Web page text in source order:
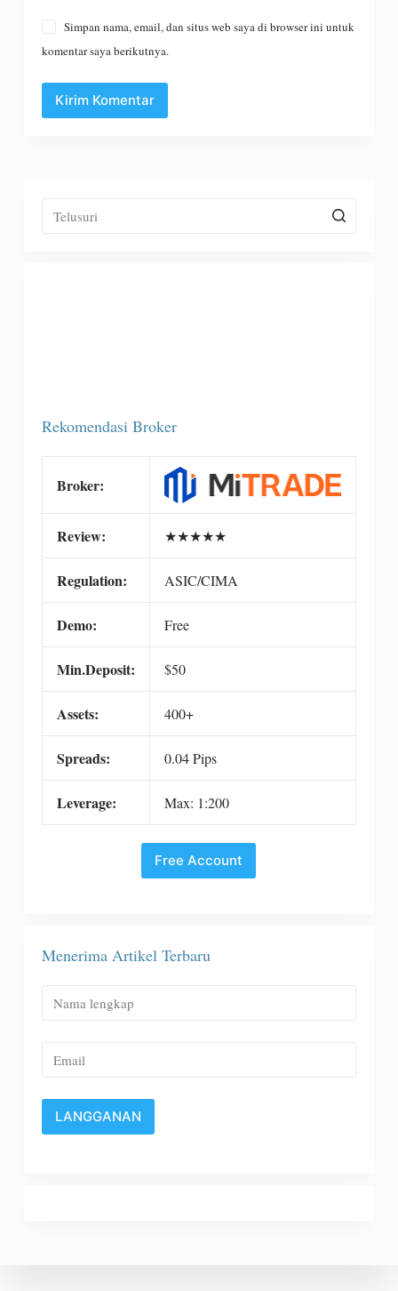
Simpan nama, email, dan situs web saya di browser ini untuk
komentar saya berikutnya.
Kirim Komentar
Rekomendasi Broker
Broker:
Review: ★★★★★
Regulation: ASIC/CIMA
Demo: Free
Min.Deposit: $50
Assets: 400+
Spreads: 0.04 Pips
Leverage: Max: 1:200
Free Account
Menerima Artikel Terbaru